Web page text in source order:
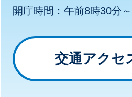
～
っ
と
開庁時間：午前8時30分
交通アクセ